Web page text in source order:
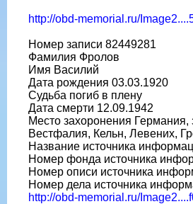
http://obd-memorial.ru/
Номер записи 82449281
Фамилия Фролов
Имя Василий
Дата рождения 03.03.1920
Судьба погиб в плену
Дата смерти 12.09.1942
Место захоронения
Вестфалия, Кельн, Левених,
Название источника
Номер фонда источника
Номер описи источника
Номер дела источника
http://obd-memorial.ru/